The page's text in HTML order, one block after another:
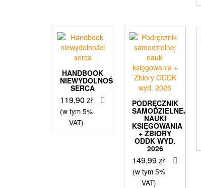
HANDBOOK
NIEWYDOLNOŚCI
SERCA
119,90 zł
(w tym 5%
VAT)
PODRĘCZNIK
SAMODZIELNEJ
NAUKI
KSIĘGOWANIA
+ ZBIORY
ODDK WYD.
2026
149,99zł
(w tym 5%
VAT)